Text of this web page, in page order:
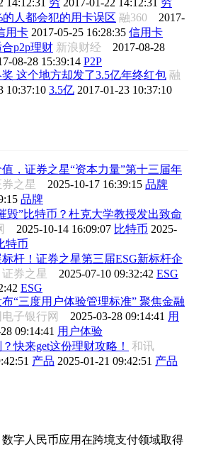
的人都会犯的用卡误区 融360 2017-
用卡 2017-05-25 16:28:35 信用卡
p2p理财 新浪财经 2017-08-28
08-28 15:39:14 P2P
这个地方却发了3.5亿年终红包 融
10:37:10 3.5亿 2017-01-23 10:37:10
，证券之星“资本力量”第十三届年
券之星 2025-10-17 16:39:15 品牌
品牌
毁”比特币？杜克大学教授发出致命
2025-10-14 16:09:07 比特币 2025-
特币
杆！证券之星第三届ESG新标杆企
证券之星 2025-07-10 09:32:42 ESG
ESG
“三度用户体验管理标准” 聚焦金融
电子银行网 2025-03-28 09:14:41 用
09:14:41 用户体验
快来get这份理财攻略！
和讯
产品 2025-01-21 09:42:51 产品
字人民币应用在跨境支付领域取得